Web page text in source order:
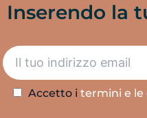
Inserendo la
Accetto itermini e le